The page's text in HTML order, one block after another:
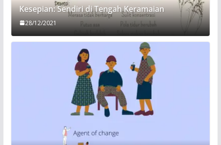
Kesepian: Sendiri di Tengah Keramaian
28/12/2021